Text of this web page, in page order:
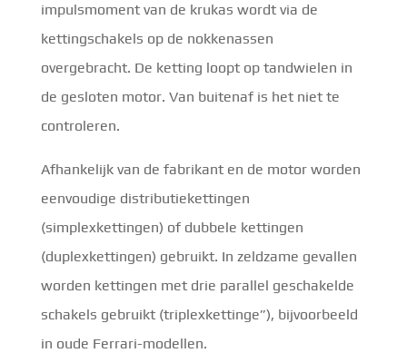
impulsmoment van de krukas wordt via de
kettingschakels op de nokkenassen
overgebracht. De ketting loopt op tandwielen in
de gesloten motor. Van buitenaf is het niet te
controleren.
Afhankelijk van de fabrikant en de motor worden
eenvoudige distributiekettingen
(simplexkettingen) of dubbele kettingen
(duplexkettingen) gebruikt. In zeldzame gevallen
worden kettingen met drie parallel geschakelde
schakels gebruikt (triplexkettinge”), bijvoorbeeld
in oude Ferrari-modellen.